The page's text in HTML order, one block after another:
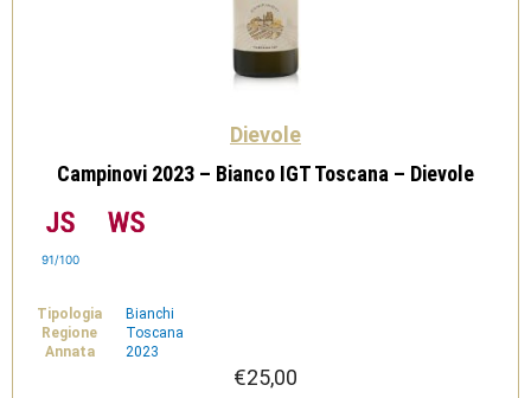
Dievole
Campinovi 2023 – Bianco IGT Toscana – Dievole
91/100
Tipologia
Bianchi
Regione
Toscana
Annata
2023
€25,00